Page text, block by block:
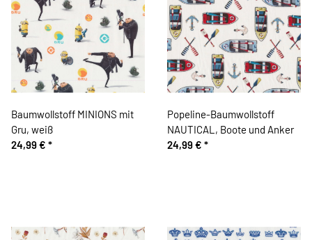
Baumwollstoff MINIONS mit
Gru, weiß
24,99 € *
Popeline-Baumwollstoff
NAUTICAL, Boote und Anker
24,99 € *